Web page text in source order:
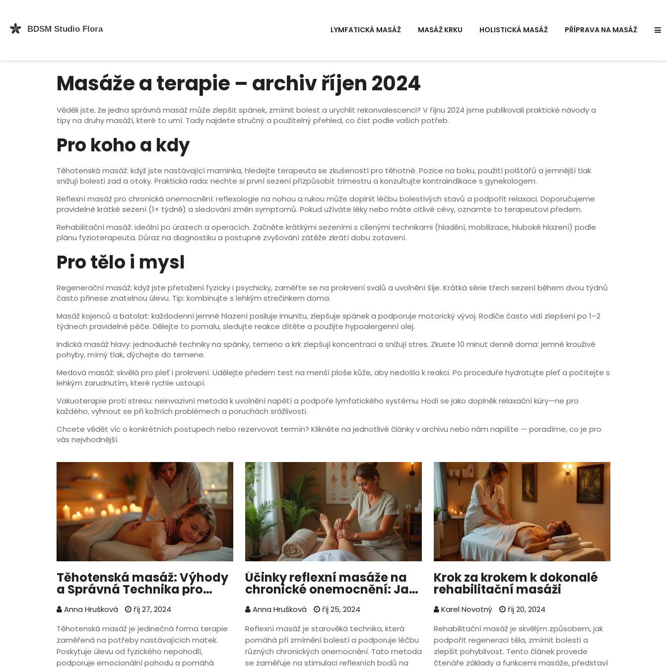
LYMFATICKÁ MASÁŽ MASÁŽ KRKU HOLISTICKÁ MASÁŽ PŘÍPRAVA NA MASÁŽ
Masáže a terapie – archiv říjen 2024
Věděli jste, že jedna správná masáž může zlepšit spánek, zmírnit bolest a urychlit rekonvalescenci? V říjnu 2024 jsme publikovali praktické návody a
tipy na druhy masáží, které to umí. Tady najdete stručný a použitelný přehled, co číst podle vašich potřeb.
Pro koho a kdy
Těhotenská masáž: když jste nastávající maminka, hledejte terapeuta se zkušeností pro těhotné. Pozice na boku, použití polštářů a jemnější tlak
snižují bolesti zad a otoky. Praktická rada: nechte si první sezení přizpůsobit trimestru a konzultujte kontraindikace s gynekologem.
Reflexní masáž pro chronická onemocnění: reflexologie na nohou a rukou může doplnit léčbu bolestivých stavů a podpořit relaxaci. Doporučujeme
pravidelné krátké sezení (1× týdně) a sledování změn symptomů. Pokud užíváte léky nebo máte citlivé cévy, oznamte to terapeutovi předem.
Rehabilitační masáž: ideální po úrazech a operacích. Začněte krátkými sezeními s cílenými technikami (hladění, mobilizace, hluboké hlazení) podle
plánu fyzioterapeuta. Důraz na diagnostiku a postupné zvyšování zátěže zkrátí dobu zotavení.
Pro tělo i mysl
Regenerační masáž: když jste přetažení fyzicky i psychicky, zaměřte se na prokrvení svalů a uvolnění šíje. Krátká série třech sezení během dvou týdnů
často přinese znatelnou úlevu. Tip: kombinujte s lehkým strečinkem doma.
Masáž kojenců a batolat: každodenní jemné hlazení posiluje imunitu, zlepšuje spánek a podporuje motorický vývoj. Rodiče často vidí zlepšení po 1–2
týdnech pravidelné péče. Dělejte to pomalu, sledujte reakce dítěte a použijte hypoalergenní olej.
Indická masáž hlavy: jednoduché techniky na spánky, temeno a krk zlepšují koncentraci a snižují stres. Zkuste 10 minut denně doma: jemné krouživé
pohyby, mírný tlak, dýchejte do temene.
Medová masáž: skvělá pro pleť i prokrvení. Udělejte předem test na menší ploše kůže, aby nedošlo k reakci. Po proceduře hydratujte pleť a počítejte s
lehkým zarudnutím, které rychle ustoupí.
Vakuoterapie proti stresu: neinvazivní metoda k uvolnění napětí a podpoře lymfatického systému. Hodí se jako doplněk relaxační kúry—ne pro
každého, vyhnout se při kožních problémech a poruchách srážlivosti.
Chcete vědět víc o konkrétních postupech nebo rezervovat termín? Klikněte na jednotlivé články v archivu nebo nám napište — poradíme, co je pro
vás nejvhodnější.
Těhotenská masáž: Výhody
a Správná Technika pro
Anna Hrušková
říj 27, 2024
Těhotenská masáž je jedinečná forma terapie
zaměřená na potřeby nastávajících matek.
Poskytuje úlevu od fyzického nepohodlí,
podporuje emocionální pohodu a pomáhá
Účinky reflexní masáže na
chronické onemocnění: Jak
Anna Hrušková
říj 25, 2024
Reflexní masáž je starověká technika, která
pomáhá při zmírnění bolestí a podporuje léčbu
různých chronických onemocnění. Tato metoda
se zaměřuje na stimulaci reflexních bodů na
Krok za krokem k dokonalé
rehabilitační masáži
Karel Novotný
říj 20, 2024
Rehabilitační masáž je skvělým způsobem, jak
podpořit regeneraci těla, zmírnit bolesti a
zlepšit pohyblivost. Tento článek provede
čtenáře základy a funkcemi masáže, představí